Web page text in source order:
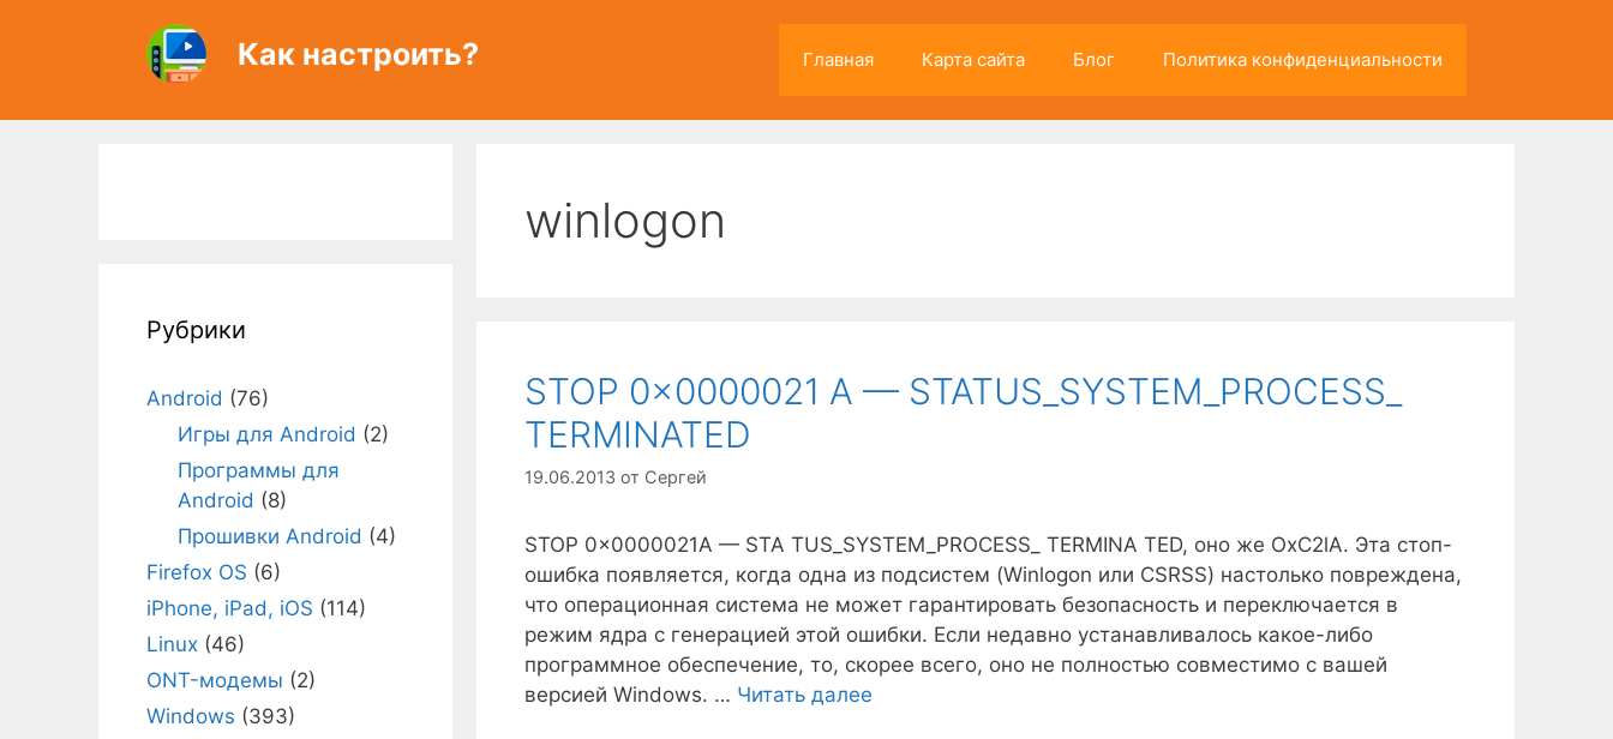
Как настроить? Главная Карта сайта Блог Политика конфиденциальности
winlogon
STOP 0x0000021 А — STATUS_SYSTEM_PROCESS_
TERMINATED
19.06.2013 от Сергей
STOP 0x0000021А — STA TUS_SYSTEM_PROCESS_ TERMINA TED, оно же OxC2lA. Эта стоп-
ошибка появляется, когда одна из подсистем (Winlogon или CSRSS) настолько повреждена,
что операционная система не может гарантировать безопасность и переключается в
режим ядра с генерацией этой ошибки. Если недавно устанавливалось какое-либо
программное обеспечение, то, скорее всего, оно не полностью совместимо с вашей
версией Windows. … Читать далее
Рубрики
Android (76)
Игры для Android (2)
Программы для
Android (8)
Прошивки Android (4)
Firefox OS (6)
iPhone, iPad, iOS (114)
Linux (46)
ONT-модемы (2)
Windows (393)